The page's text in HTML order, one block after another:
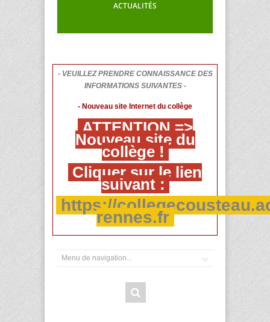
ACTUALITÉS
- VEUILLEZ PRENDRE CONNAISSANCE DES
INFORMATIONS SUIVANTES -
- Nouveau site Internet du collège
ATTENTION =>
Nouveau site du
collège !
Cliquer sur le lien
suivant :
https://
rennes.fr